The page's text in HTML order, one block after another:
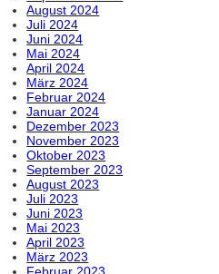
August 2024
Juli 2024
Juni 2024
Mai 2024
April 2024
März 2024
Februar 2024
Januar 2024
Dezember 2023
November 2023
Oktober 2023
September 2023
August 2023
Juli 2023
Juni 2023
Mai 2023
April 2023
März 2023